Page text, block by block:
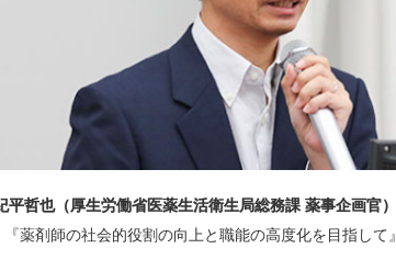
平哲也（厚生労働省医薬生活衛生局総務課 薬事企画官）
『薬剤師の社会的役割の向上と職能の高度化を目指して』